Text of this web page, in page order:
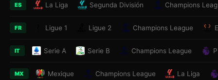
ES La Liga Segunda División Champions
FR Ligue 1 Ligue 2 Champions League
IT Serie A Serie B Champions League
MX Mexique Champions League La Liga